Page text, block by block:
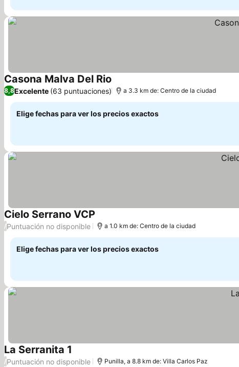
Casona Malva Del Rio Ver precios
8,8Excelente (63 puntuaciones) a 3.3 km de: Centro de la ciudad
Elige fechas para ver los precios exactos
Cielo Serrano VCP Ver precios
/Puntuación no disponible a 1.0 km de: Centro de la ciudad
Elige fechas para ver los precios exactos
La Serranita 1 Ver precios
/Puntuación no disponible Punilla, a 8.8 km de: Villa Carlos Paz